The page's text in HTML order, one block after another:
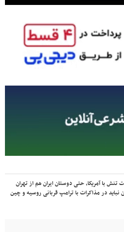
با آمریکا، حتی دوستان ایران هم از تهران
نباید در مذاکرات با ترامپ قربانی روسیه و چین